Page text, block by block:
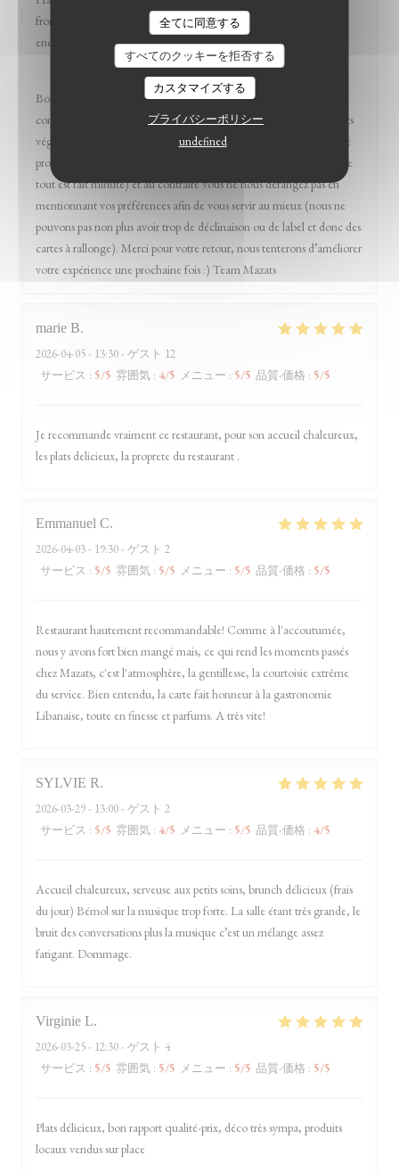
全てに同意する
すべてのクッキーを拒否する
カスタマイズする
プライバシーポリシー
undefined
fromage problématique, pas de soucis) et l'expérience pourrait être
encore plus détente.
はこのレビューに返信しました
Bonjour Sophie et merci pour votre venue chez nous et
commentaires. Nous avons effectivement pas mal de produits / plats
végétaliens tout effectivement en discutant avec nos clients et notre
proximités clientèle afin de préparer au mieux votre assiette (comme
tout est fait minute) et au contraire vous ne nous dérangez pas en
mentionnant vos préférences afin de vous servir au mieux (nous ne
pouvons pas non plus avoir trop de déclinaison ou de label et donc des
cartes à rallonge). Merci pour votre retour, nous tenterons d’améliorer
votre expérience une prochaine fois :) Team Mazats
marie B
2026-04-05- 13:30 - ゲスト 12
サービス : 5/5 雰囲気 : 4/5 メニュー : 5/5 品質-価格 : 5/5
Je recommande vraiment ce restaurant, pour son accueil chaleureux,
les plats delicieux, la proprete du restaurant .
Emmanuel C
2026-04-03- 19:30 - ゲスト 2
サービス : 5/5 雰囲気 : 5/5 メニュー : 5/5 品質-価格 : 5/5
Restaurant hautement recommandable! Comme à l'accoutumée,
nous y avons fort bien mangé mais, ce qui rend les moments passés
chez Mazats, c'est l'atmosphère, la gentillesse, la courtoisie extrême
du service. Bien entendu, la carte fait honneur à la gastronomie
Libanaise, toute en finesse et parfums. A très vite!
SYLVIE R
2026-03-29- 13:00 - ゲスト 2
サービス : 5/5 雰囲気 : 4/5 メニュー : 5/5 品質-価格 : 4/5
Accueil chaleureux, serveuse aux petits soins, brunch délicieux (frais
du jour) Bémol sur la musique trop forte. La salle étant très grande, le
bruit des conversations plus la musique c’est un mélange assez
fatigant. Dommage.
Virginie L
2026-03-25- 12:30 - ゲスト 4
サービス : 5/5 雰囲気 : 5/5 メニュー : 5/5 品質-価格 : 5/5
Plats délicieux, bon rapport qualité-prix, déco très sympa, produits
locaux vendus sur place